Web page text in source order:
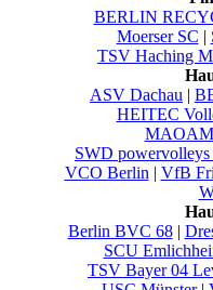
BERLIN
Moerser SC |
TSV Haching
ASV Dachau |
HEITEC
SWD
VCO Berlin | VfB
Berlin BVC 68|
SCU
TSV Bayer 04